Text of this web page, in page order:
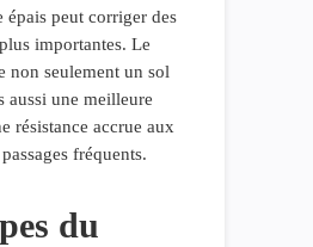
épais peut corriger des
importantes. Le
non seulement un sol
aussi une meilleure
résistance accrue aux
fréquents.
du